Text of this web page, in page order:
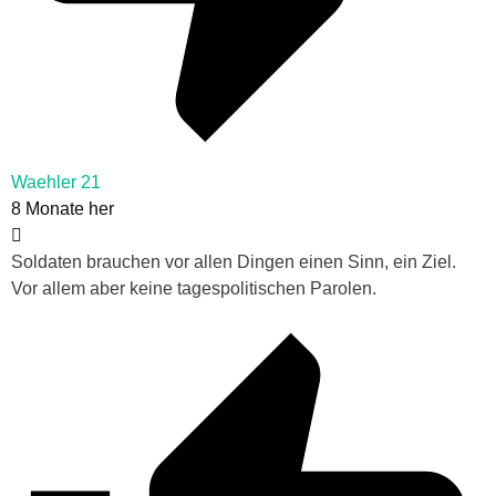
Waehler 21
8 Monate her
Soldaten brauchen vor allen Dingen einen Sinn, ein Ziel.
Vor allem aber keine tagespolitischen Parolen.